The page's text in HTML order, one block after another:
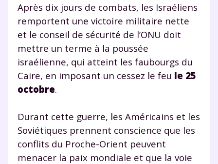
Après dix jours de combats, les Israéliens
remportent une victoire militaire nette
et le conseil de sécurité de l’ONU doit
mettre un terme à la poussée
israélienne, qui atteint les faubourgs du
Caire, en imposant un cessez le feu le 25
octobre.
Durant cette guerre, les Américains et les
Soviétiques prennent conscience que les
conflits du Proche-Orient peuvent
menacer la paix mondiale et que la voie